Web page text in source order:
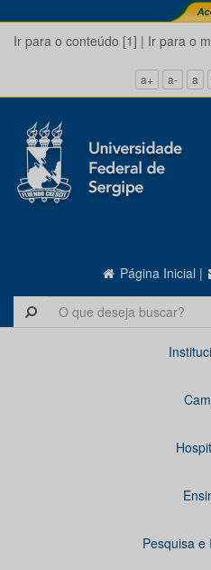
Ir para o conteúdo [1] | Ir para o
a+ a- a
Página Inicial |
Pesquisa e